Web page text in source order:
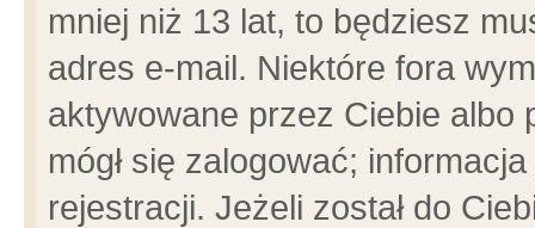
mniej niż 13 lat, to będziesz
adres e-mail. Niektóre fora
aktywowane przez Ciebie albo
mógł się zalogować;
rejestracji. Jeżeli został do